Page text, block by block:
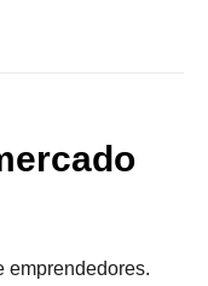
emprendedores.